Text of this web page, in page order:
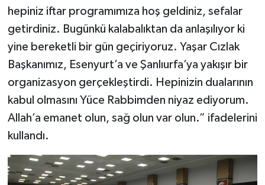
hepiniz iftar programımıza hoş geldiniz, sefalar
getirdiniz. Bugünkü kalabalıktan da anlaşılıyor ki
yine bereketli bir gün geçiriyoruz. Yaşar Cızlak
Başkanımız, Esenyurt’a ve Şanlıurfa’ya yakışır bir
organizasyon gerçekleştirdi. Hepinizin dualarının
kabul olmasını Yüce Rabbimden niyaz ediyorum.
Allah’a emanet olun, sağ olun var olun.” ifadelerini
kullandı.